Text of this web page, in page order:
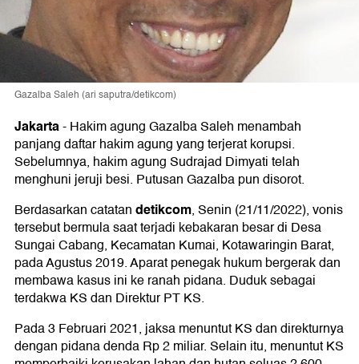
Gazalba Saleh (ari saputra/detikcom)
Jakarta-Hakim agung Gazalba Saleh menambah
panjang daftar hakim agung yang terjerat korupsi.
Sebelumnya, hakim agung Sudrajad Dimyati telah
menghuni jeruji besi. Putusan Gazalba pun disorot.
Berdasarkan catatandetikcom, Senin (21/11/2022), vonis
tersebut bermula saat terjadi kebakaran besar di Desa
Sungai Cabang, Kecamatan Kumai, Kotawaringin Barat,
pada Agustus 2019. Aparat penegak hukum bergerak dan
membawa kasus ini ke ranah pidana. Duduk sebagai
terdakwa KS dan Direktur PT KS.
Pada 3 Februari 2021, jaksa menuntut KS dan direkturnya
dengan pidana denda Rp 2 miliar. Selain itu, menuntut KS